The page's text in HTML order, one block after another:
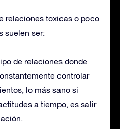
relaciones toxicas o poco
suelen ser:
de relaciones donde
controlar
lo más sano si
a tiempo, es salir